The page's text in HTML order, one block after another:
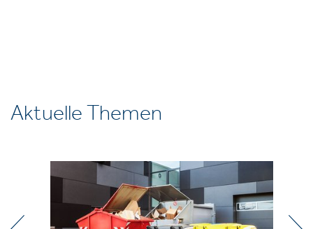
Aktuelle Themen